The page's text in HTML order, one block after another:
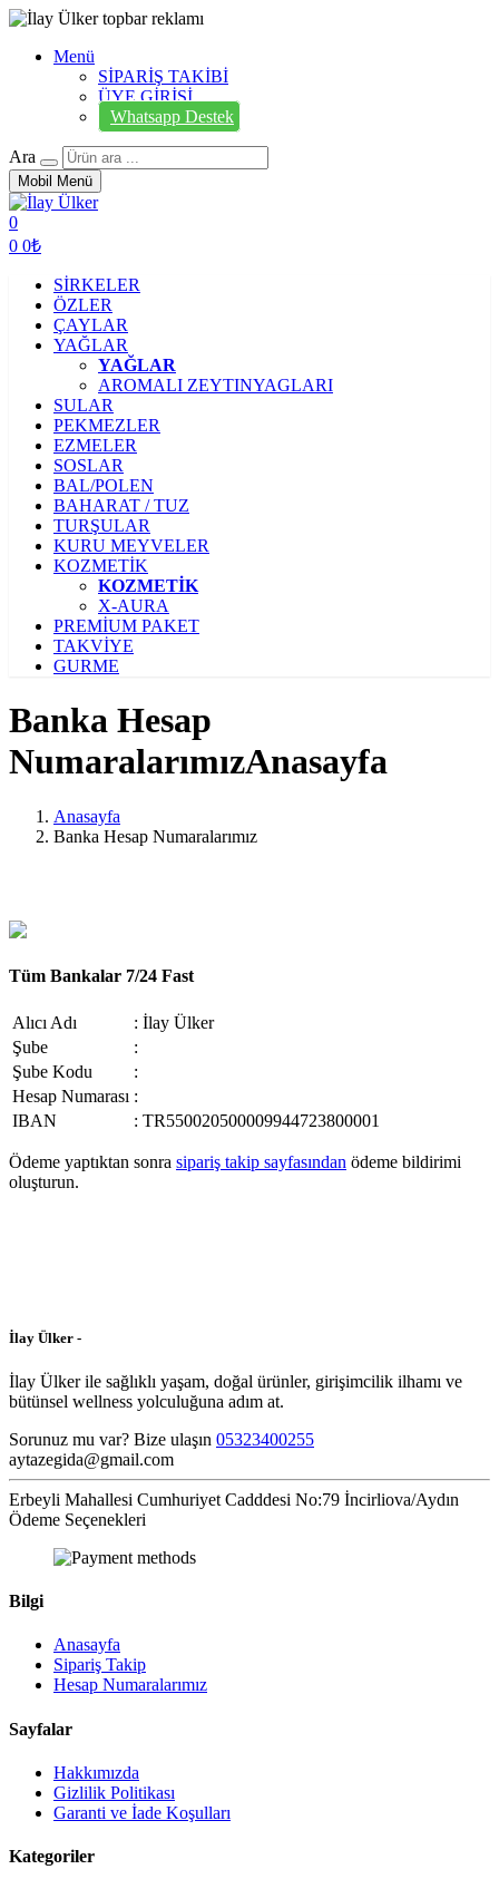
Menü
SİPARİŞ TAKİBİ
ÜYE GİRİŞİ
Whatsapp Destek
Ara
Mobil Menü
0
0 0₺
SİRKELER
ÖZLER
ÇAYLAR
YAĞLAR
YAĞLAR
AROMALI ZEYTINYAGLARI
SULAR
PEKMEZLER
EZMELER
SOSLAR
BAL/POLEN
BAHARAT / TUZ
TURŞULAR
KURU MEYVELER
KOZMETİK
KOZMETİK
X-AURA
PREMİUM PAKET
TAKVİYE
GURME
Banka Hesap
NumaralarımızAnasayfa
Anasayfa
Banka Hesap Numaralarımız
Tüm Bankalar 7/24 Fast
Alıcı Adı
: İlay Ülker
Şube
:
Şube Kodu
:
Hesap Numarası :
IBAN
: TR550020500009944723800001
Ödeme yaptıktan sonra sipariş takip sayfasından ödeme bildirimi
oluşturun.
İlay Ülker -
İlay Ülker ile sağlıklı yaşam, doğal ürünler, girişimcilik ilhamı ve
bütünsel wellness yolculuğuna adım at.
Sorunuz mu var? Bize ulaşın 05323400255
aytazegida@gmail.com
Erbeyli Mahallesi Cumhuriyet Cadddesi No:79 İncirliova/Aydın
Ödeme Seçenekleri
Bilgi
Anasayfa
Sipariş Takip
Hesap Numaralarımız
Sayfalar
Hakkımızda
Gizlilik Politikası
Garanti ve İade Koşulları
Kategoriler